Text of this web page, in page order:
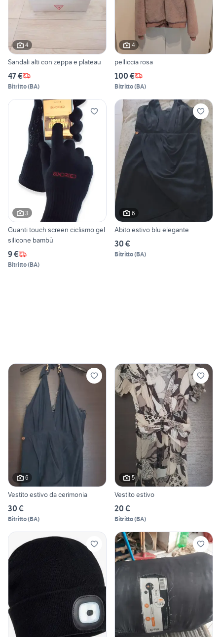
4
Sandali alti con zeppa e plateau
47 €
Bitritto(BA)
4
pelliccia rosa
100 €
Bitritto(BA)
3
Guanti touch screen ciclismo gel
silicone bambù
9 €
Bitritto(BA)
6
Abito estivo blu elegante
30 €
Bitritto(BA)
6
Vestito estivo da cerimonia
30 €
Bitritto(BA)
5
Vestito estivo
20 €
Bitritto(BA)